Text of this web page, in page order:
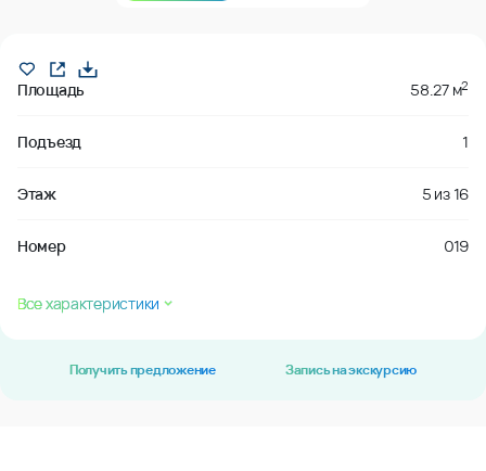
Площадь 58.27 м2
Подъезд 1
Этаж 5 из16
Номер 019
Все характеристики
Получить предложение Запись на экскурсию